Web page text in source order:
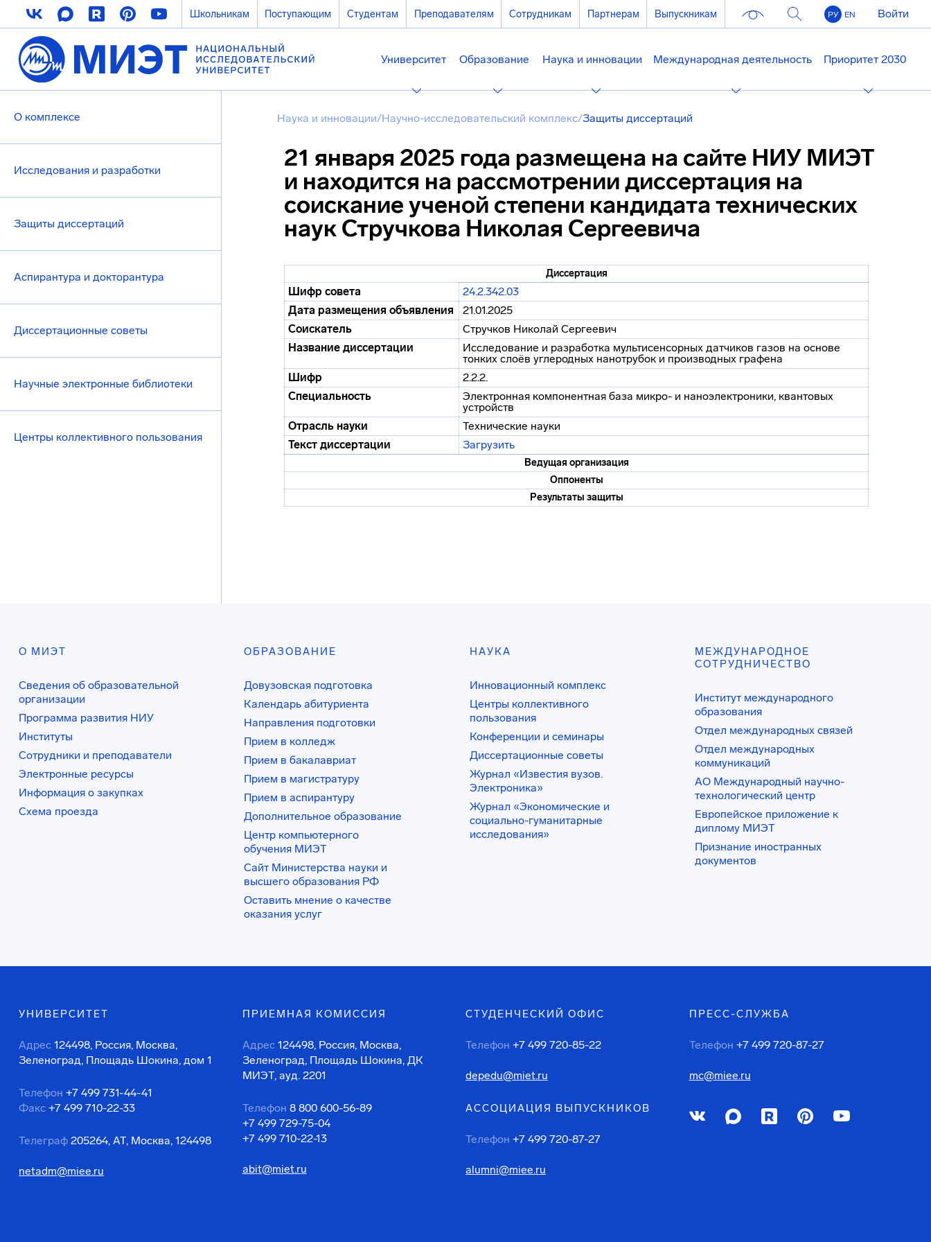
Школьникам Поступающим Студентам Преподавателям Сотрудникам Партнерам Выпускникам РУ EN Войти
Университет Образование Наука и инновации Международная деятельность Приоритет 2030
О комплексе
Исследования и разработки
Защиты диссертаций
Аспирантура и докторантура
Диссертационные советы
Научные электронные библиотеки
Центры коллективного пользования
Наука и инновации/Научно-исследовательский комплекс/Защиты диссертаций
21 января 2025 года размещена на сайте НИУ МИЭТ
и находится на рассмотрении диссертация на
соискание ученой степени кандидата технических
наук Стручкова Николая Сергеевича
Диссертация
Шифр совета
24.2.342.03
Дата размещения объявления
21.01.2025
Соискатель
Стручков Николай Сергеевич
Название диссертации
Исследование и разработка мультисенсорных датчиков газов на основе
тонких слоёв углеродных нанотрубок и производных графена
Шифр
2.2.2.
Специальность
Электронная компонентная база микро- и наноэлектроники, квантовых
устройств
Отрасль науки
Технические науки
Текст диссертации
Загрузить
Ведущая организация
Оппоненты
Результаты защиты
О МИЭТ
Сведения об образовательной
организации
Программа развития НИУ
Институты
Сотрудники и преподаватели
Электронные ресурсы
Информация о закупках
Схема проезда
ОБРАЗОВАНИЕ
Довузовская подготовка
Календарь абитуриента
Направления подготовки
Прием в колледж
Прием в бакалавриат
Прием в магистратуру
Прием в аспирантуру
Дополнительное образование
Центр компьютерного
обучения МИЭТ
Сайт Министерства науки и
высшего образования РФ
Оставить мнение о качестве
оказания услуг
НАУКА
Инновационный комплекс
Центры коллективного
пользования
Конференции и семинары
Диссертационные советы
Журнал «Известия вузов.
Электроника»
Журнал «Экономические и
социально-гуманитарные
исследования»
МЕЖДУНАРОДНОЕ
СОТРУДНИЧЕСТВО
Институт международного
образования
Отдел международных связей
Отдел международных
коммуникаций
АО Международный научно-
технологический центр
Европейское приложение к
диплому МИЭТ
Признание иностранных
документов
УНИВЕРСИТЕТ
Адрес 124498, Россия, Москва,
Зеленоград, Площадь Шокина, дом 1
Телефон +7 499 731-44-41
Факс +7 499 710-22-33
Телеграф 205264, АТ, Москва, 124498
netadm@miee.ru
ПРИЕМНАЯ КОМИССИЯ
Адрес 124498, Россия, Москва,
Зеленоград, Площадь Шокина, ДК
МИЭТ, ауд. 2201
Телефон 8 800 600-56-89
+7 499 729-75-04
+7 499 710-22-13
abit@miet.ru
СТУДЕНЧЕСКИЙ ОФИС
Телефон +7 499 720-85-22
depedu@miet.ru
АССОЦИАЦИЯ ВЫПУСКНИКОВ
Телефон +7 499 720-87-27
alumni@miee.ru
ПРЕСС-СЛУЖБА
Телефон +7 499 720-87-27
mc@miee.ru